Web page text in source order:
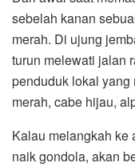
sebelah kanan
merah. Di ujung
turun melewati jalan
penduduk lokal
merah, cabe hijau,
Kalau melangkah ke
naik gondola, akan